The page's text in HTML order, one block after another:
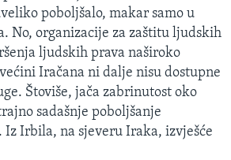
poboljšalo, makar samo u
No, organizacije za zaštitu ljudskih
ljudskih prava naširoko
Iračana ni dalje nisu dostupne
Štoviše, jača zabrinutost oko
sadašnje poboljšanje
Iz Irbila, na sjeveru Iraka, izvješće